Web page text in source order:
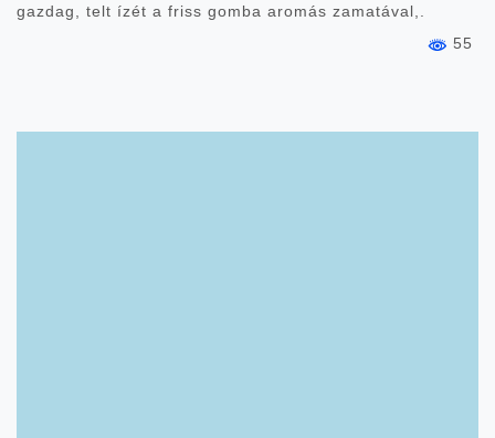
gazdag, telt ízét a friss gomba aromás zamatával,.
55